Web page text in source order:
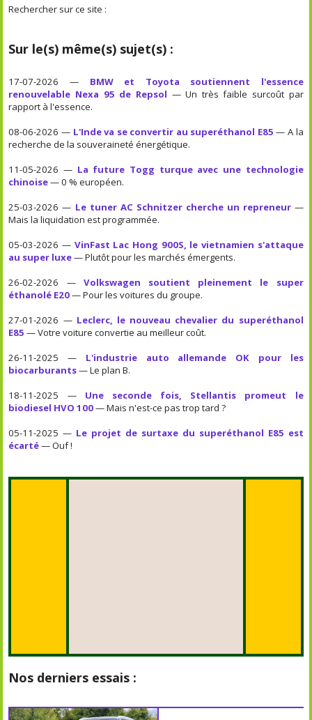
Rechercher sur ce site :
Sur le(s) même(s) sujet(s) :
17-07-2026 — BMW et Toyota soutiennent l'essence
renouvelable Nexa 95 de Repsol — Un très faible surcoût par
rapport à l'essence.
08-06-2026 — L'Inde va se convertir au superéthanol E85 — A la
recherche de la souveraineté énergétique.
11-05-2026 — La future Togg turque avec une technologie
chinoise— 0 % européen.
25-03-2026 — Le tuner AC Schnitzer cherche un repreneur—
Mais la liquidation est programmée.
05-03-2026 — VinFast Lac Hong 900S, le vietnamien s'attaque
au super luxe— Plutôt pour les marchés émergents.
26-02-2026 — Volkswagen soutient pleinement le super
éthanolé E20— Pour les voitures du groupe.
27-01-2026 — Leclerc, le nouveau chevalier du superéthanol
E85 — Votre voiture convertie au meilleur coût.
26-11-2025 — L'industrie auto allemande OK pour les
biocarburants— Le plan B.
18-11-2025 — Une seconde fois, Stellantis promeut le
biodiesel HVO 100— Mais n'est-ce pas trop tard ?
05-11-2025 — Le projet de surtaxe du superéthanol E85 est
écarté— Ouf !
Nos derniers essais :